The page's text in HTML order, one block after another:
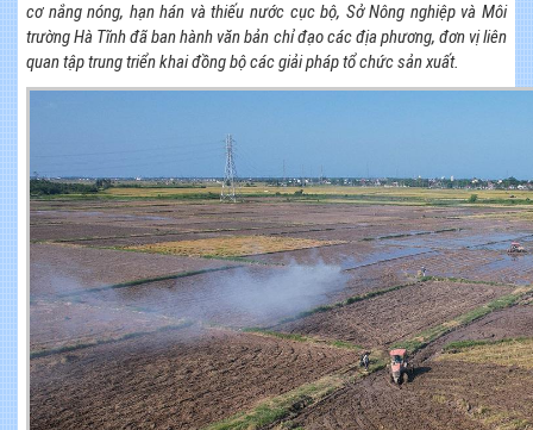
cơ nắng nóng, hạn hán và thiếu nước cục bộ, Sở Nông nghiệp và Môi
trường Hà Tĩnh đã ban hành văn bản chỉ đạo các địa phương, đơn vị liên
quan tập trung triển khai đồng bộ các giải pháp tổ chức sản xuất.